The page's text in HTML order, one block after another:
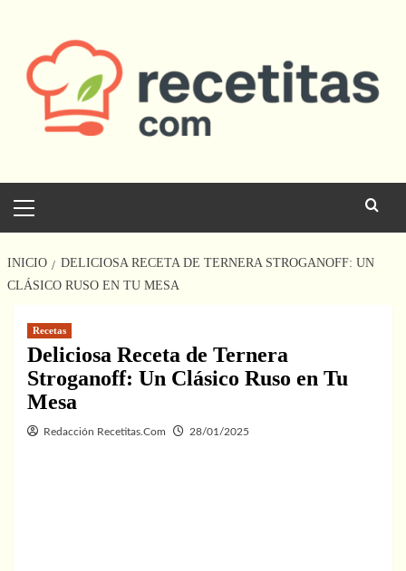
contenido
principal
INICIO
DELICIOSA RECETA DE TERNERA STROGANOFF: UN
CLÁSICO RUSO EN TU MESA
Recetas
Deliciosa Receta de Ternera
Stroganoff: Un Clásico Ruso en Tu
Mesa
Redacción Recetitas.Com 28/01/2025